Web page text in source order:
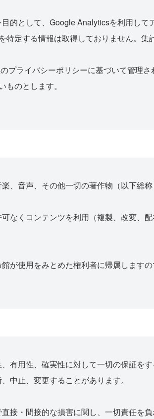
的として、Google Analyticsを利用して
定する情報は取得しておりません。集
プライバシーポリシーに基づいて管理
のとします。
、音声、その他一切の著作物（以下総
なくコンテンツを利用（複製、改変、
が使用をみとめた権利者に帰属します
有用性、確実性に対して一切の保証を
中止、変更することがあります。
・間接的な損害に関し、一切責任を負